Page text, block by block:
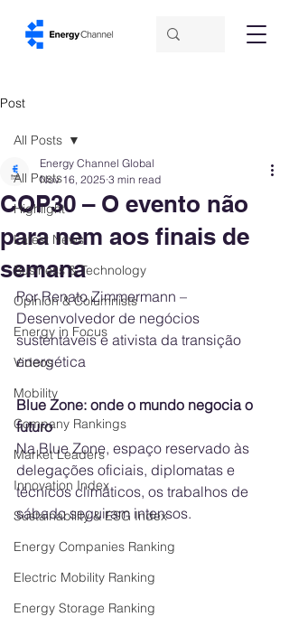
Post
All Posts
Highlight
Latest News
Business & Technology
Opinion & Columnists
Energy in Focus
Videos
Mobility
Company Rankings
Market Leaders
Innovation Index
Sustainability & ESG Index
Energy Companies Ranking
Electric Mobility Ranking
Energy Storage Ranking
All Posts
COP30 – O evento não
para nem aos finais de
semana
Energy Channel Global
Nov 16, 2025 3 min read
Por Renato Zimmermann –
Desenvolvedor de negócios
sustentáveis e ativista da transição
energética
Blue Zone: onde o mundo negocia o
futuro
Na Blue Zone, espaço reservado às
delegações oficiais, diplomatas e
técnicos climáticos, os trabalhos de
sábado seguiram intensos.